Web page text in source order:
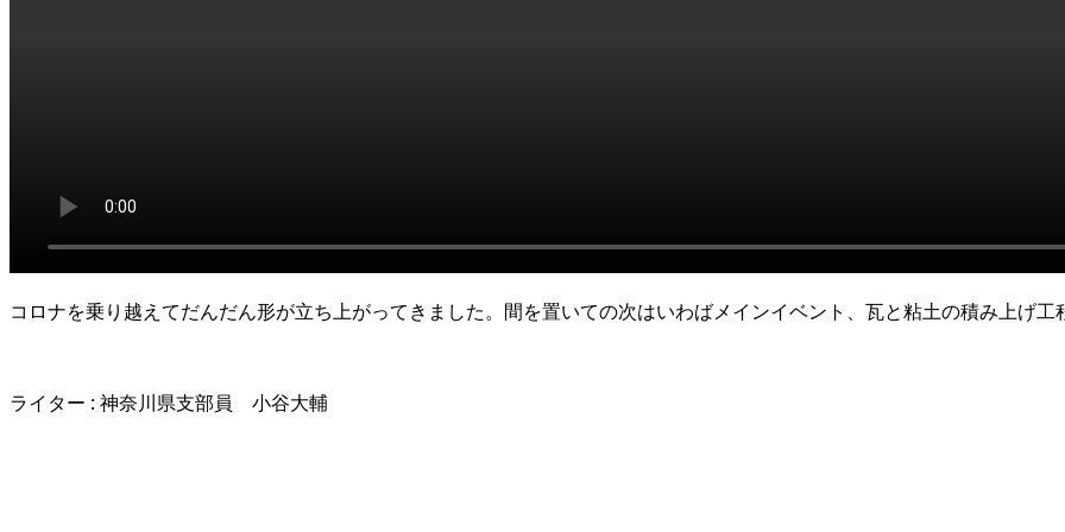
コロナを乗り越えてだんだん形が立ち上がってきました。間を置いての次はいわばメインイベント、瓦と粘土の積み上げ工
ライター : 神奈川県支部員 小谷大輔